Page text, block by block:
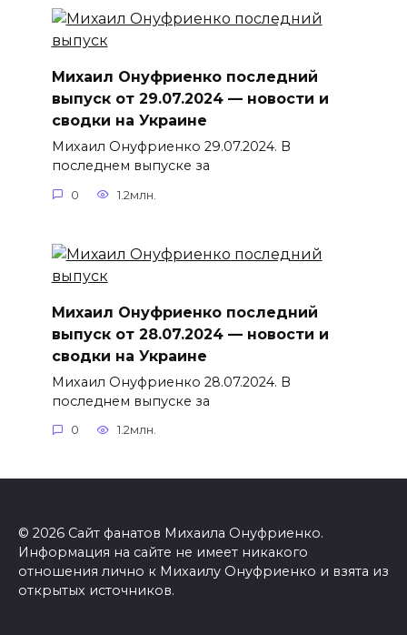
Михаил Онуфриенко последний
выпуск от 29.07.2024 — новости и
сводки на Украине
Михаил Онуфриенко 29.07.2024. В
последнем выпуске за
0 1.2млн.
Михаил Онуфриенко последний
выпуск от 28.07.2024 — новости и
сводки на Украине
Михаил Онуфриенко 28.07.2024. В
последнем выпуске за
0 1.2млн.
© 2026 Сайт фанатов Михаила Онуфриенко.
Информация на сайте не имеет никакого
отношения лично к Михаилу Онуфриенко и взята из
открытых источников.